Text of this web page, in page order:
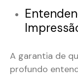
A garantia de
profundo